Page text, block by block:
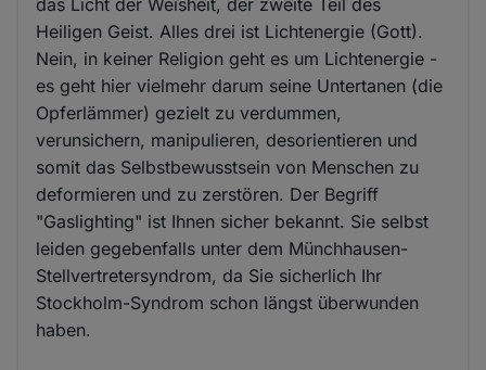
Heiligen Geist. Alles drei ist Lichtenergie (Gott).
Nein, in keiner Religion geht es um Lichtenergie -
es geht hier vielmehr darum seine Untertanen (die
Opferlämmer) gezielt zu verdummen,
verunsichern, manipulieren, desorientieren und
somit das Selbstbewusstsein von Menschen zu
deformieren und zu zerstören. Der Begriff
"Gaslighting" ist Ihnen sicher bekannt. Sie selbst
leiden gegebenfalls unter dem Münchhausen-
Stellvertretersyndrom, da Sie sicherlich Ihr
Stockholm-Syndrom schon längst überwunden
haben.